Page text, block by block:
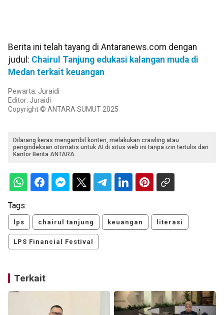
Berita ini telah tayang di Antaranews.com dengan
judul: Chairul Tanjung edukasi kalangan muda di
Medan terkait keuangan
Pewarta: Juraidi
Editor: Juraidi
Copyright © ANTARA SUMUT 2025
Dilarang keras mengambil konten, melakukan crawling atau
pengindeksan otomatis untuk AI di situs web ini tanpa izin tertulis dari
Kantor Berita ANTARA.
Tags:
lps chairul tanjung keuangan literasi
LPS Financial Festival
Terkait